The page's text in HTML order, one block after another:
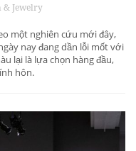
& Jewelry
một nghiên cứu mới đây,
nay đang dần lỗi mốt với
lại là lựa chọn hàng đầu,
hôn.